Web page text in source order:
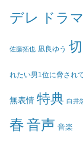
デレ
ドラ
佐藤拓也 凪良ゆう
れたい男1位に脅され
無表情 特典 白井
春音声 音楽